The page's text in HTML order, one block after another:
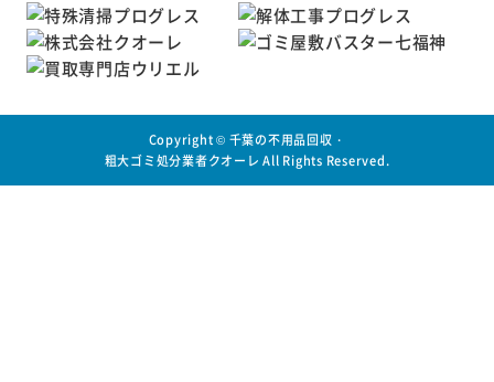
Copyright © 千葉の不用品回収・
粗大ゴミ処分業者クオーレ All Rights Reserved.